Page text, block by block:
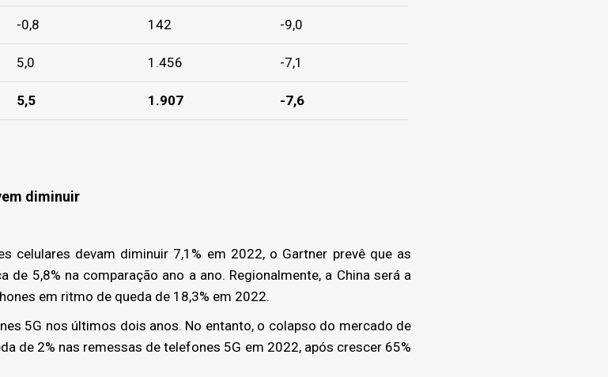
-0,8 142 -9,0
5,0 1.456 -7,1
5,5 1.907 -7,6
diminuir
celulares devam diminuir 7,1% em 2022, o Gartner prevê que as
5,8% na comparação ano a ano. Regionalmente, a China será a
em ritmo de queda de 18,3% em 2022.
5G nos últimos dois anos. No entanto, o colapso do mercado de
de 2% nas remessas de telefones 5G em 2022, após crescer 65%